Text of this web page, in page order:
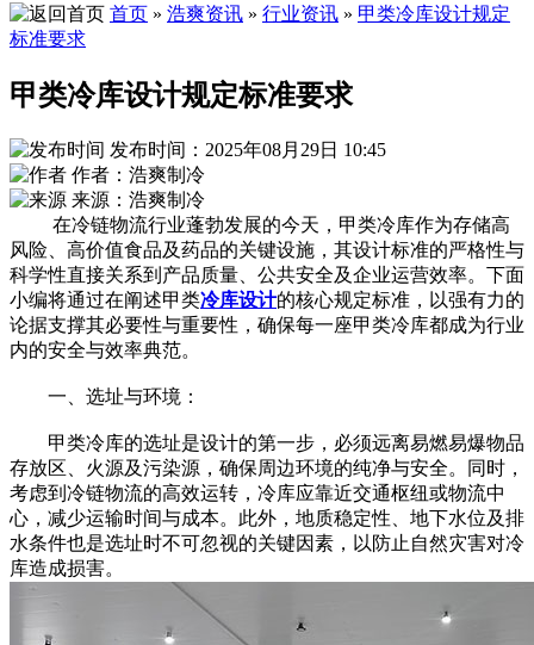
首页 » 浩爽资讯 » 行业资讯 » 甲类冷库设计规定
标准要求
甲类冷库设计规定标准要求
发布时间：2025年08月29日 10:45
作者：浩爽制冷
来源：浩爽制冷
在冷链物流行业蓬勃发展的今天，甲类冷库作为存储高
风险、高价值食品及药品的关键设施，其设计标准的严格性与
科学性直接关系到产品质量、公共安全及企业运营效率。下面
小编将通过在阐述甲类冷库设计的核心规定标准，以强有力的
论据支撑其必要性与重要性，确保每一座甲类冷库都成为行业
内的安全与效率典范。
一、选址与环境：
甲类冷库的选址是设计的第一步，必须远离易燃易爆物品
存放区、火源及污染源，确保周边环境的纯净与安全。同时，
考虑到冷链物流的高效运转，冷库应靠近交通枢纽或物流中
心，减少运输时间与成本。此外，地质稳定性、地下水位及排
水条件也是选址时不可忽视的关键因素，以防止自然灾害对冷
库造成损害。